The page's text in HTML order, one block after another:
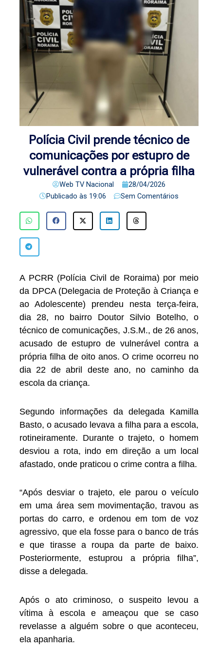
Polícia Civil prende técnico de
comunicações por estupro de
vulnerável contra a própria filha
Web TV Nacional
28/04/2026
Publicado às 19:06 Sem Comentários
A PCRR (Polícia Civil de Roraima) por meio
da DPCA (Delegacia de Proteção à Criança e
ao Adolescente) prendeu nesta terça-feira,
dia 28, no bairro Doutor Silvio Botelho, o
técnico de comunicações, J.S.M., de 26 anos,
acusado de estupro de vulnerável contra a
própria filha de oito anos. O crime ocorreu no
dia 22 de abril deste ano, no caminho da
escola da criança.
Segundo informações da delegada Kamilla
Basto, o acusado levava a filha para a escola,
rotineiramente. Durante o trajeto, o homem
desviou a rota, indo em direção a um local
afastado, onde praticou o crime contra a filha.
“Após desviar o trajeto, ele parou o veículo
em uma área sem movimentação, travou as
portas do carro, e ordenou em tom de voz
agressivo, que ela fosse para o banco de trás
e que tirasse a roupa da parte de baixo.
Posteriormente, estuprou a própria filha”,
disse a delegada.
Após o ato criminoso, o suspeito levou a
vítima à escola e ameaçou que se caso
revelasse a alguém sobre o que aconteceu,
ela apanharia.